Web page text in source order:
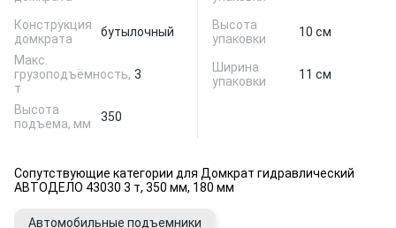
Конструкция
домкрата
бутылочный
Макс.
грузоподъёмность,
т
3
Высота
подъема, мм
350
Высота
упаковки
10 см
Ширина
упаковки
11 см
Сопутствующие категории для Домкрат гидравлический
АВТОДЕЛО 43030 3 т, 350 мм, 180 мм
Автомобильные подъемники